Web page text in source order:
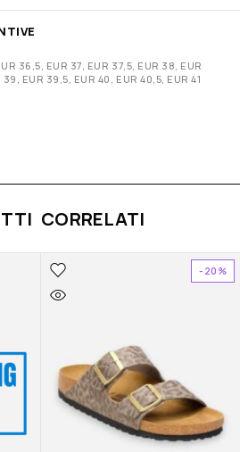
36,5, EUR 37, EUR 37,5, EUR 38, EUR
EUR 39,5, EUR 40, EUR 40,5, EUR 41
CORRELATI
-20%